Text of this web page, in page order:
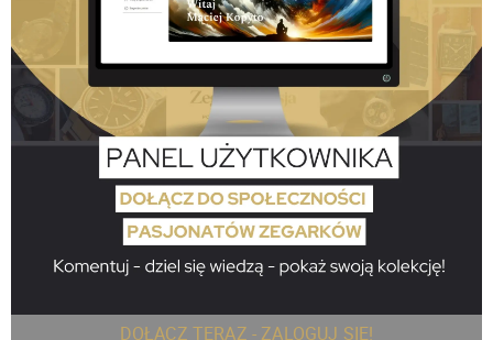
DOŁĄCZ TERAZ - ZALOGUJ SIĘ!